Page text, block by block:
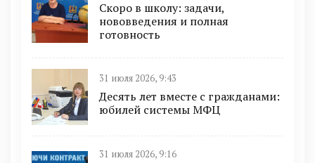
Скоро в школу: задачи,
нововведения и полная
готовность
31 июля 2026, 9:43
Десять лет вместе с гражданами:
юбилей системы МФЦ
31 июля 2026, 9:16